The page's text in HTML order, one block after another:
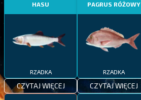
HASU
RZADKA
CZYTAJ WIĘCEJ
PAGRUS RÓŻOWY
RZADKA
CZYTAJ WIĘCEJ